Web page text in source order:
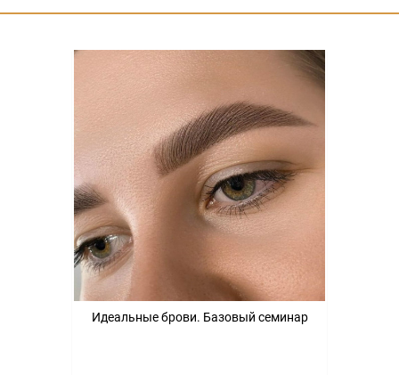
Идеальные брови. Базовый семинар